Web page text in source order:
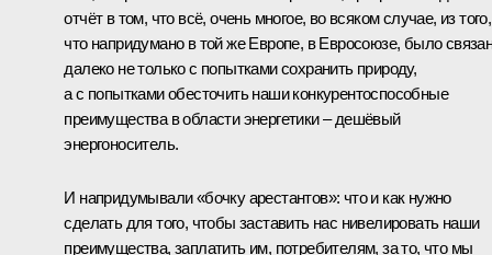
отчёт в том, что всё, очень многое, во всяком случае, из того,
что напридумано в той же Европе, в Евросоюзе, было
далеко не только с попытками сохранить природу,
а с попытками обесточить наши конкурентоспособные
преимущества в области энергетики – дешёвый
энергоноситель.
И напридумывали «бочку арестантов»: что и как нужно
сделать для того, чтобы заставить нас нивелировать наши
преимущества, заплатить им, потребителям, за то, что мы